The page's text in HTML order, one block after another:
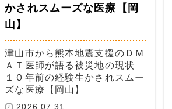
かされスムーズな医療【岡
山】
津山市から熊本地震支援のＤＭ
ＡＴ医師が語る被災地の現状
１０年前の経験生かされスムー
ズな医療【岡山】
2026.07.31